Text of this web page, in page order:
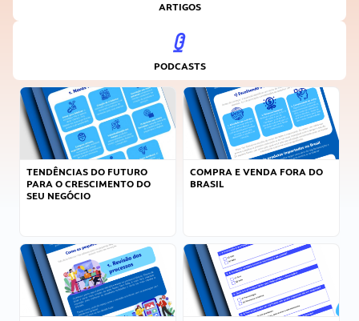
ARTIGOS
PODCASTS
TENDÊNCIAS DO FUTURO
PARA O CRESCIMENTO DO
SEU NEGÓCIO
COMPRA E VENDA FORA DO
BRASIL